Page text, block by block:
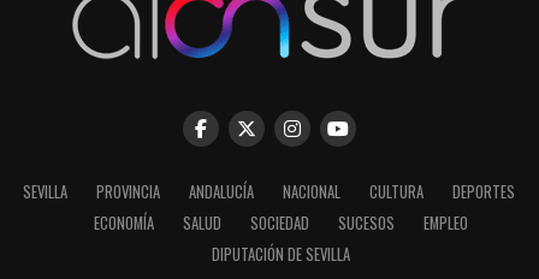
SEVILLA PROVINCIA ANDALUCÍA NACIONAL CULTURA
DEPORTES
ECONOMÍA
SALUD SOCIEDAD SUCESOS
EMPLEO
DIPUTACIÓN DE SEVILLA